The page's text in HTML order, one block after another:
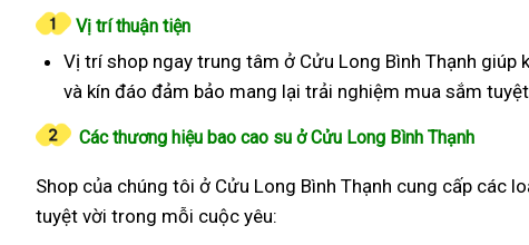
Vị trí thuận tiện
Vị trí shop ngay trung tâm ở Cửu Long Bình Thạnh giúp
và kín đáo đảm bảo mang lại trải nghiệm mua sắm
Các thương hiệu bao cao su ở Cửu Long Bình Thạnh
Shop của chúng tôi ở Cửu Long Bình Thạnh cung cấp các
tuyệt vời trong mỗi cuộc yêu: